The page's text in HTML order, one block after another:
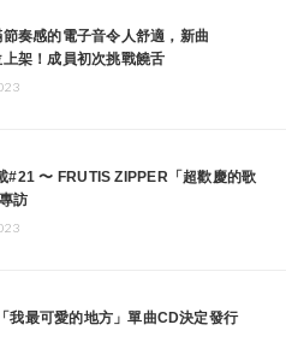
節奏感的電子音令人舒適，新曲
架！成員初次挑戰饒舌
#21 〜 FRUTIS ZIPPER「超歡慶的歌
訪
我最可愛的地方」單曲CD決定發行